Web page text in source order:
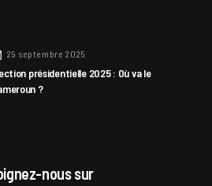
29 septembre 2025
présidentielle 2025 : Où va le
?
nous sur